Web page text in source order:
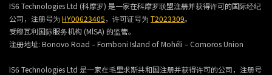
IS6 Technologies Ltd (科摩罗) 是一家在科摩罗联盟注册并获得许可的国际经纪
公司，注册号为 HY00623405，许可证号为 T2023309。
受穆瓦利国际服务机构 (MlSA) 的监管。
注册地址: Bonovo Road – Fomboni Island of Mohéli – Comoros Union
IS6 Technologies Ltd 是一家在毛里求斯共和国注册并获得许可的公司，注册号